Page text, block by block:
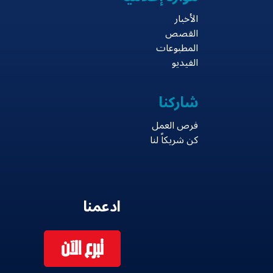
الأخبار
القصص
المطبوعات
الفيديو
شاركنا
فرص العمل
كن شريكاً لنا
ادعمنا
تبرع الآن